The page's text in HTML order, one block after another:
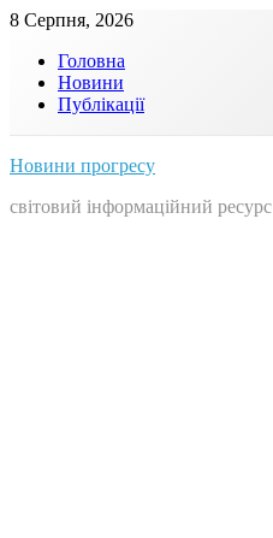
Skip
content
8 Серпня, 2026
Головна
Новини
Публікації
Новини прогресу
світовий інформаційний ресурс